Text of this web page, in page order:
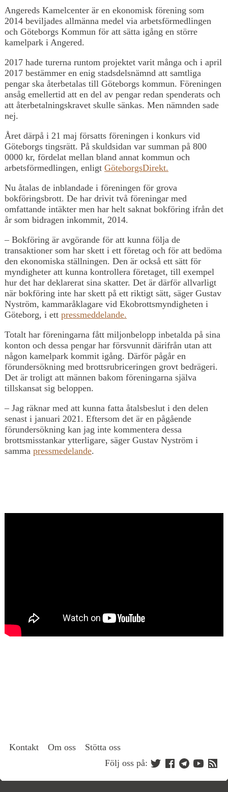
Angereds Kamelcenter är en ekonomisk förening som
2014 beviljades allmänna medel via arbetsförmedlingen
och Göteborgs Kommun för att sätta igång en större
kamelpark i Angered.
2017 hade turerna runtom projektet varit många och i april
2017 bestämmer en enig stadsdelsnämnd att samtliga
pengar ska återbetalas till Göteborgs kommun. Föreningen
ansåg emellertid att en del av pengar redan spenderats och
att återbetalningskravet skulle sänkas. Men nämnden sade
nej.
Året därpå i 21 maj försatts föreningen i konkurs vid
Göteborgs tingsrätt. På skuldsidan var summan på 800
0000 kr, fördelat mellan bland annat kommun och
arbetsförmedlingen, enligt GöteborgsDirekt.
Nu åtalas de inblandade i föreningen för grova
bokföringsbrott. De har drivit två föreningar med
omfattande intäkter men har helt saknat bokföring ifrån det
år som bidragen inkommit, 2014.
– Bokföring är avgörande för att kunna följa de
transaktioner som har skett i ett företag och för att bedöma
den ekonomiska ställningen. Den är också ett sätt för
myndigheter att kunna kontrollera företaget, till exempel
hur det har deklarerat sina skatter. Det är därför allvarligt
när bokföring inte har skett på ett riktigt sätt, säger Gustav
Nyström, kammaråklagare vid Ekobrottsmyndigheten i
Göteborg, i ett pressmeddelande.
Totalt har föreningarna fått miljonbelopp inbetalda på sina
konton och dessa pengar har försvunnit därifrån utan att
någon kamelpark kommit igång. Därför pågår en
förundersökning med brottsrubriceringen grovt bedrägeri.
Det är troligt att männen bakom föreningarna själva
tillskansat sig beloppen.
– Jag räknar med att kunna fatta åtalsbeslut i den delen
senast i januari 2021. Eftersom det är en pågående
förundersökning kan jag inte kommentera dessa
brottsmisstankar ytterligare, säger Gustav Nyström i
samma pressmedelande.
Kontakt Om oss
Stötta oss
Följ oss på: